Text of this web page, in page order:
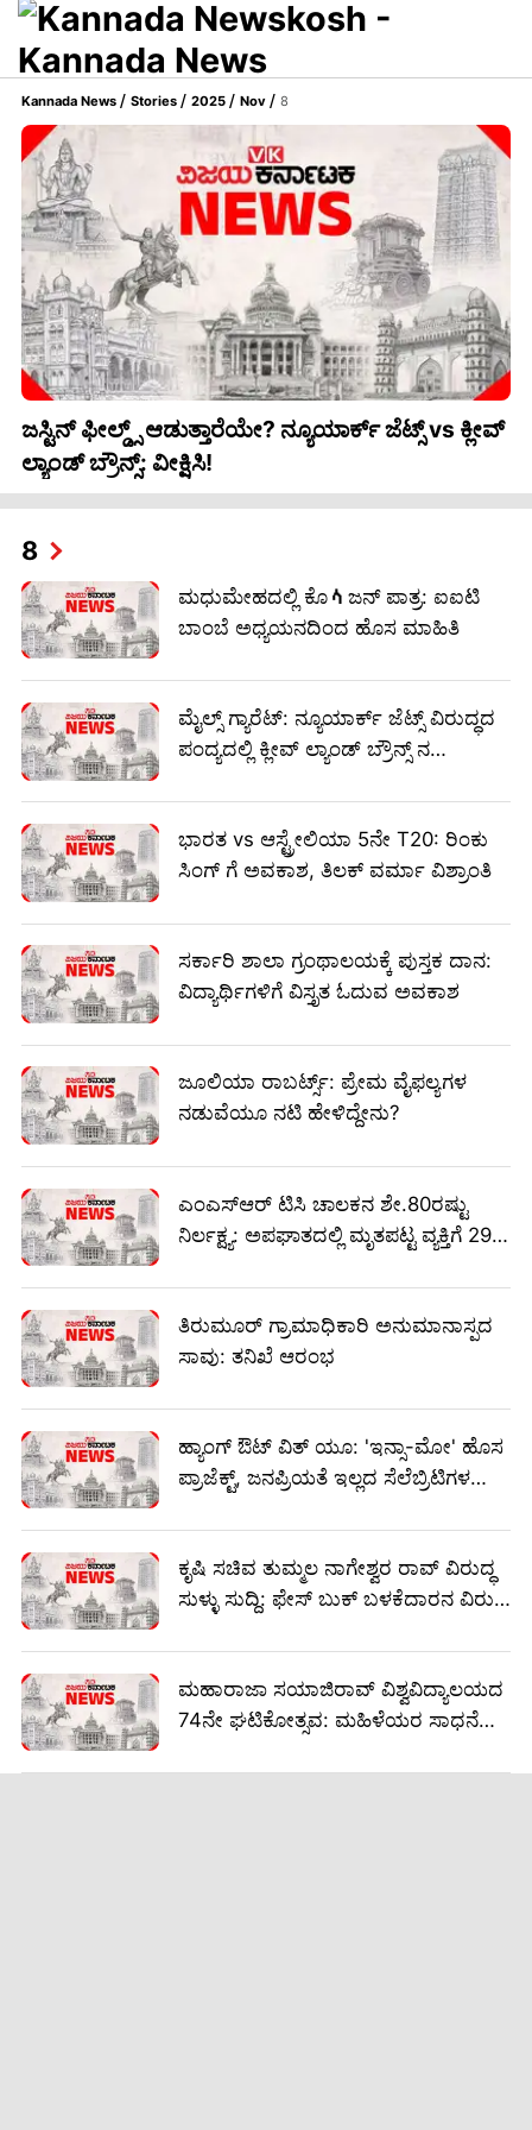
Kannada News Stories 2025 Nov 8
ಜಸ್ಟಿನ್ ಫೀಲ್ಡ್ಸ್ ಆಡುತ್ತಾರೆಯೇ? ನ್ಯೂಯಾರ್ಕ್ ಜೆಟ್ಸ್ vs ಕ್ಲೀವ್
ಲ್ಯಾಂಡ್ ಬ್ರೌನ್ಸ್: ವೀಕ್ಷಿಸಿ!
8
ಮಧುಮೇಹದಲ್ಲಿ ಕೊላಜನ್ ಪಾತ್ರ: ಐಐಟಿ
ಬಾಂಬೆ ಅಧ್ಯಯನದಿಂದ ಹೊಸ ಮಾಹಿತಿ
ಮೈಲ್ಸ್ ಗ್ಯಾರೆಟ್: ನ್ಯೂಯಾರ್ಕ್ ಜೆಟ್ಸ್ ವಿರುದ್ಧದ
ಪಂದ್ಯದಲ್ಲಿ ಕ್ಲೀವ್ ಲ್ಯಾಂಡ್ ಬ್ರೌನ್ಸ್ ನ
ಭಾರತ vs ಆಸ್ಟ್ರೇಲಿಯಾ 5ನೇ T20: ರಿಂಕು
ಸಿಂಗ್ ಗೆ ಅವಕಾಶ, ತಿಲಕ್ ವರ್ಮಾ ವಿಶ್ರಾಂತಿ
ಸರ್ಕಾರಿ ಶಾಲಾ ಗ್ರಂಥಾಲಯಕ್ಕೆ ಪುಸ್ತಕ ದಾನ:
ವಿದ್ಯಾರ್ಥಿಗಳಿಗೆ ವಿಸ್ತೃತ ಓದುವ ಅವಕಾಶ
ಜೂಲಿಯಾ ರಾಬರ್ಟ್ಸ್: ಪ್ರೇಮ ವೈಫಲ್ಯಗಳ
ನಡುವೆಯೂ ನಟಿ ಹೇಳಿದ್ದೇನು?
ಎಂಎಸ್ಆರ್ ಟಿಸಿ ಚಾಲಕನ ಶೇ.80ರಷ್ಟು
ನಿರ್ಲಕ್ಷ್ಯ: ಅಪಘಾತದಲ್ಲಿ ಮೃತಪಟ್ಟ ವ್ಯಕ್ತಿಗೆ 29.9
ತಿರುಮೂರ್ ಗ್ರಾಮಾಧಿಕಾರಿ ಅನುಮಾನಾಸ್ಪದ
ಸಾವು: ತನಿಖೆ ಆರಂಭ
ಹ್ಯಾಂಗ್ ಔಟ್ ವಿತ್ ಯೂ: 'ಇನ್ಸಾ-ಮೋ' ಹೊಸ
ಪ್ರಾಜೆಕ್ಟ್, ಜನಪ್ರಿಯತೆ ಇಲ್ಲದ ಸೆಲೆಬ್ರಿಟಿಗಳ
ಕೃಷಿ ಸಚಿವ ತುಮ್ಮಲ ನಾಗೇಶ್ವರ ರಾವ್ ವಿರುದ್ಧ
ಸುಳ್ಳು ಸುದ್ದಿ: ಫೇಸ್ ಬುಕ್ ಬಳಕೆದಾರನ ವಿರುದ್ಧ
ಮಹಾರಾಜಾ ಸಯಾಜಿರಾವ್ ವಿಶ್ವವಿದ್ಯಾಲಯದ
74ನೇ ಘಟಿಕೋತ್ಸವ: ಮಹಿಳೆಯರ ಸಾಧನೆ